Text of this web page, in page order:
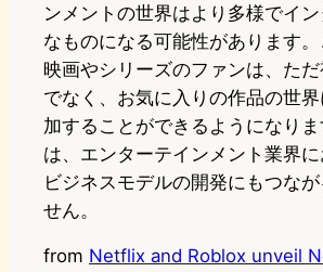
ンメントの世界はより多様でイ
なものになる可能性があります。
映画やシリーズのファンは、た
でなく、お気に入りの作品の世
加することができるようになり
は、エンターテインメント業界
ビジネスモデルの開発にもつな
せん。
from Netflix and Roblox unveil